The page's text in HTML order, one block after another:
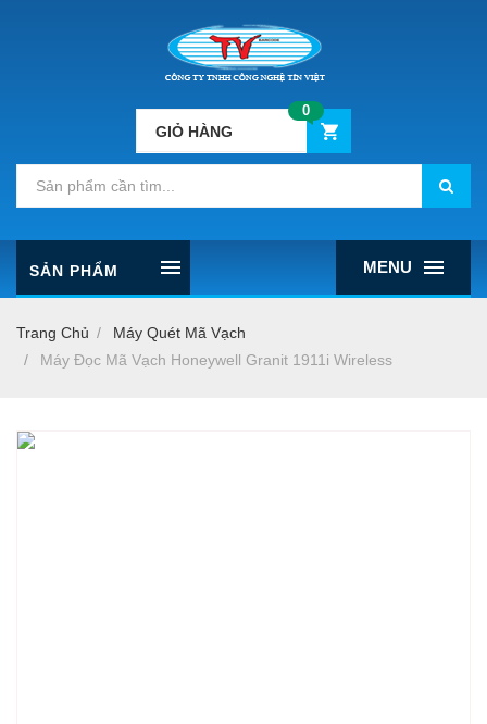
GIỎ HÀNG
0
MENU
SẢN PHẨM
Trang Chủ
Máy Quét Mã Vạch
Máy Đọc Mã Vạch Honeywell Granit 1911i Wireless